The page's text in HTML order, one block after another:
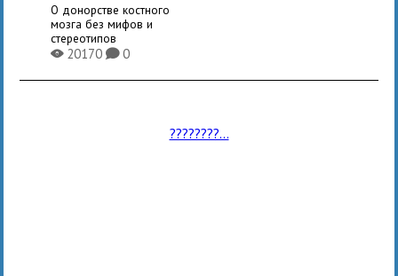
О донорстве костного
мозга без мифов и
стереотипов
X20170K0
????????...